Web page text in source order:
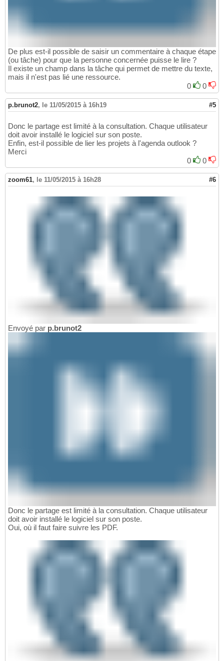
De plus est-il possible de saisir un commentaire à chaque étape
(ou tâche) pour que la personne concernée puisse le lire ?
Il existe un champ dans la tâche qui permet de mettre du texte,
mais il n'est pas lié une ressource.
0
0
p.brunot2, le 11/05/2015 à 16h19 #5
Donc le partage est limité à la consultation. Chaque utilisateur
doit avoir installé le logiciel sur son poste.
Enfin, est-il possible de lier les projets à l'agenda outlook ?
Merci
0
0
zoom61, le 11/05/2015 à 16h28 #6
Envoyé par p.brunot2
Donc le partage est limité à la consultation. Chaque utilisateur
doit avoir installé le logiciel sur son poste.
Oui, où il faut faire suivre les PDF.